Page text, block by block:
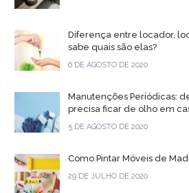
Diferença entre locador,
sabe quais são elas?
6 DE AGOSTO DE 2020
Manutenções Periódicas:
precisa ficar de olho em
5 DE AGOSTO DE 2020
Como Pintar Móveis de
29 DE JULHO DE 2020